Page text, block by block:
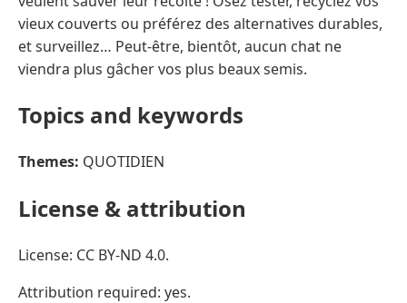
vieux couverts ou préférez des alternatives durables,
et surveillez… Peut-être, bientôt, aucun chat ne
viendra plus gâcher vos plus beaux semis.
Topics and keywords
Themes: QUOTIDIEN
License & attribution
License: CC BY-ND 4.0.
Attribution required: yes.